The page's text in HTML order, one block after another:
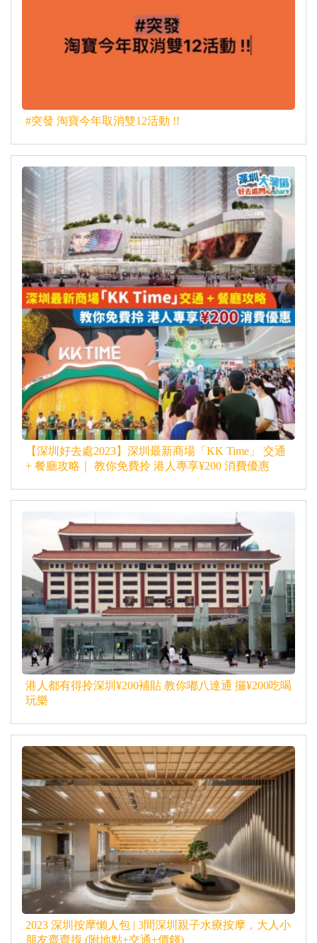
#突發 淘寶今年取消雙12活動 !!
【深圳好去處2023】深圳最新商場「KK Time」 交通
+ 餐廳攻略｜ 教你免費拎 港人專享¥200 消費優惠
港人都有得拎深圳¥200補貼 教你嘟八達通 攞¥200吃喝
玩樂
2023 深圳按摩懶人包 | 3間深圳親子水療按摩，大人小
朋友齊齊揼 (附地點+交通+價錢)